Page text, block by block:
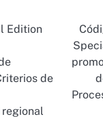
Edition
de